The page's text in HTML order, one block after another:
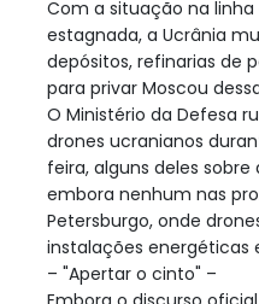
Com a situação na
estagnada, a Ucrânia
depósitos, refinarias de
para privar Moscou
O Ministério da Defesa
drones ucranianos
feira, alguns deles
embora nenhum nas
Petersburgo, onde
instalações energéticas
– "Apertar o cinto" –